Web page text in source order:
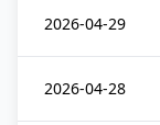
2026-04-29
2026-04-28